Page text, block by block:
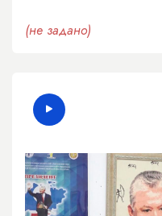
(не задано)